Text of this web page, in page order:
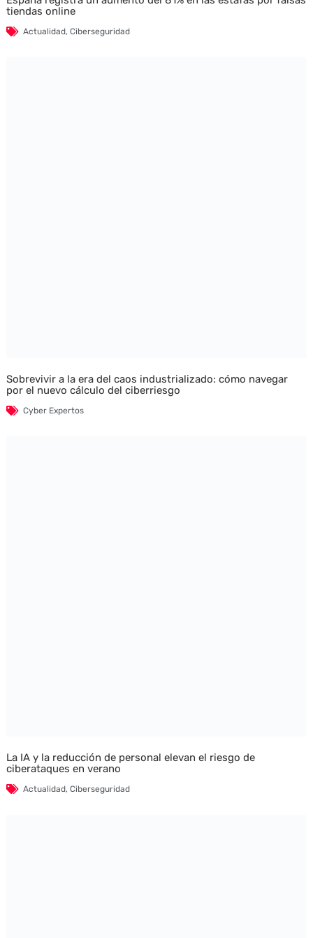
tiendas online
Actualidad, Ciberseguridad
Sobrevivir a la era del caos industrializado: cómo navegar
por el nuevo cálculo del ciberriesgo
Cyber Expertos
La IA y la reducción de personal elevan el riesgo de
ciberataques en verano
Actualidad, Ciberseguridad